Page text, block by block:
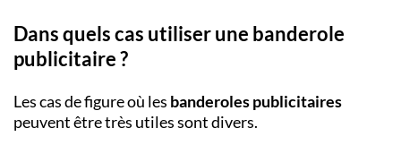
Dans quels cas utiliser une banderole
publicitaire ?
Les cas de figure où les banderoles publicitaires
peuvent être très utiles sont divers.